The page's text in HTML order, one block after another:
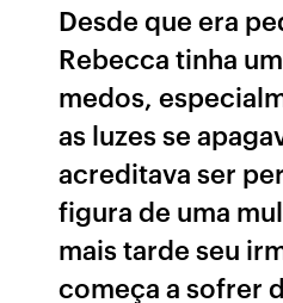
Desde que era
Rebecca tinha
medos,
as luzes se
acreditava ser
figura de uma
mais tarde seu
começa a sofrer